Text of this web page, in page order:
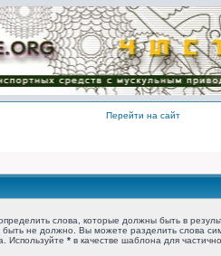
Перейти на сайт
слова, которые должны быть в
быть не должно. Вы можете разделить слова
Используйте * в качестве шаблона для